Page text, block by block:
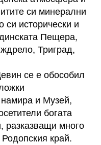
си минерални
си исторически и
Пещера,
Триград,
се е обособил
и Музей,
богата
разказващи много
край.